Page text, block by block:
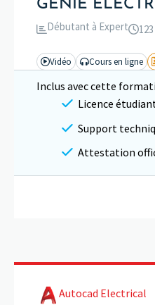
GÉNIE
Débutant à Expert
Vidéo Cours en ligne
Inclus avec cette
Licence
Support
Attestation
Autocad Electrical